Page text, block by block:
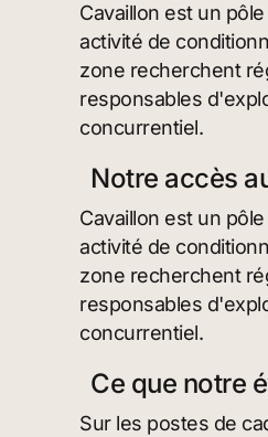
Cavaillon est un
activité de
zone recherchent
responsables
concurrentiel.
Notre accès
Cavaillon est un
activité de
zone recherchent
responsables
concurrentiel.
Ce que notre
Sur les postes de